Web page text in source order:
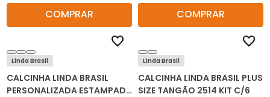
COMPRAR
COMPRAR
Linda Brasil
CALCINHA LINDA BRASIL
PERSONALIZADA ESTAMPADA
Linda Brasil
CALCINHA LINDA BRASIL PLUS
SIZE TANGÃO 2514 KIT C/6